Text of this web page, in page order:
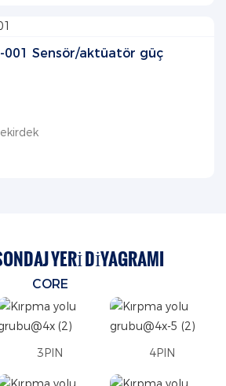
001 Sensör/aktüatör güç
YERI DIYAGRAMI
CORE
3PIN 4PIN